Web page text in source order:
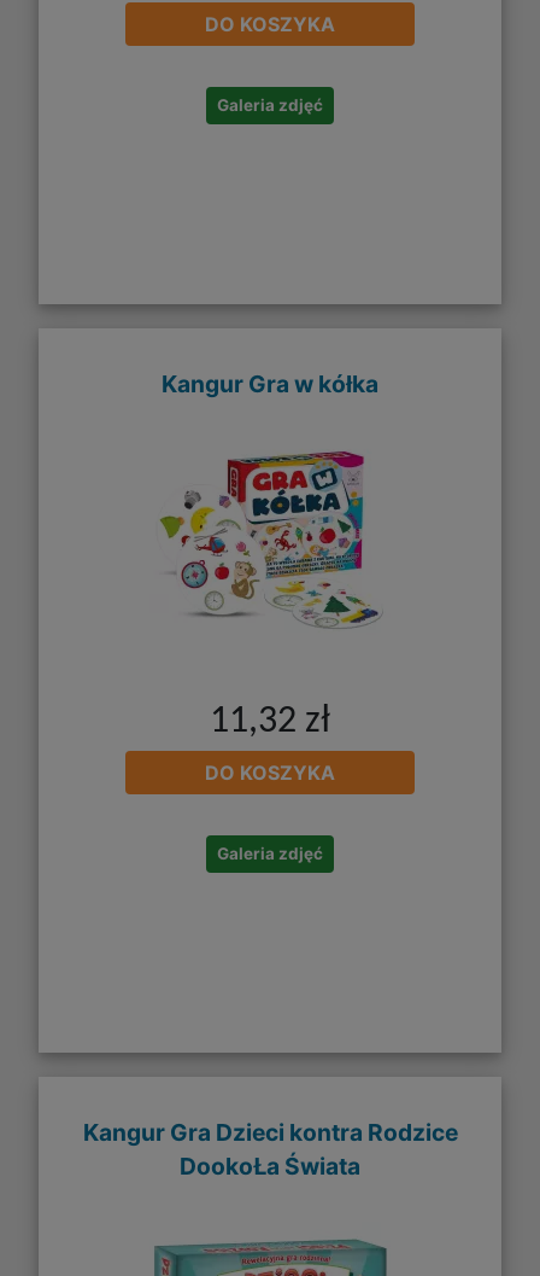
DO KOSZYKA
Galeria zdjęć
Kangur Gra w kółka
11,32 zł
DO KOSZYKA
Galeria zdjęć
Kangur Gra Dzieci kontra Rodzice
DookoŁa Świata